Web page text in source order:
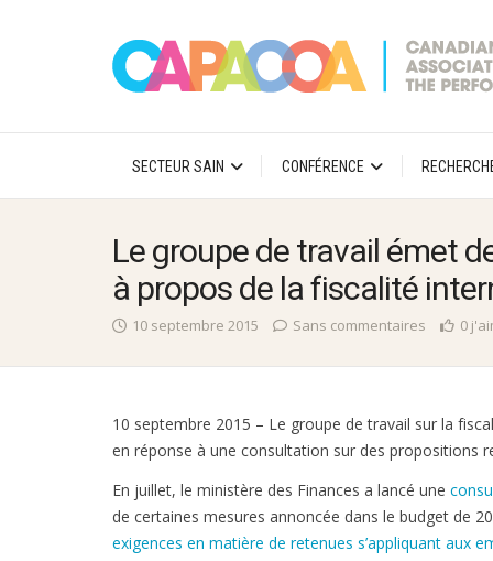
SECTEUR SAIN CONFÉRENCE
Le groupe de travail émet
à propos de la fiscalité
10 septembre 2015 Sans commentaires 0
10 septembre 2015 – Le groupe de travail sur la
en réponse à une consultation sur des propositions
En juillet, le ministère des Finances a lancé une
de certaines mesures annoncée dans le budget de
exigences en matière de retenues s’appliquant aux